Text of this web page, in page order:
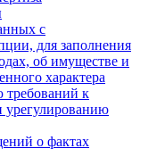
с
для заполнения
об имуществе и
характера
к
о фактах